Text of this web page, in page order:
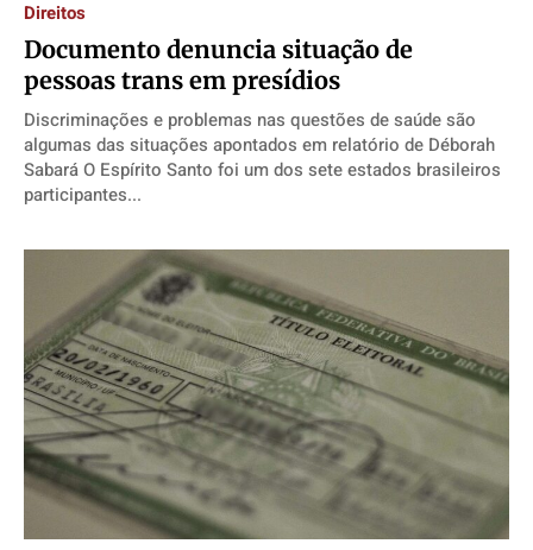
Termos de Uso
Privacidade
Termos de Uso
Privacidade
Termos de Uso
Privacidade
Termos de Uso
Privacidade
Direitos
Documento denuncia situação de
pessoas trans em presídios
Discriminações e problemas nas questões de saúde são
algumas das situações apontados em relatório de Déborah
Sabará O Espírito Santo foi um dos sete estados brasileiros
participantes...